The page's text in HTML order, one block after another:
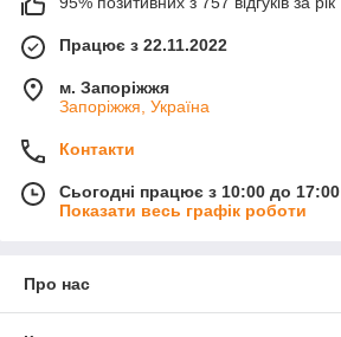
Працює з 22.11.2022
м. Запоріжжя
Запоріжжя, Україна
Контакти
Сьогодні працює з 10:00 до 17:00
Показати весь графік роботи
Про нас